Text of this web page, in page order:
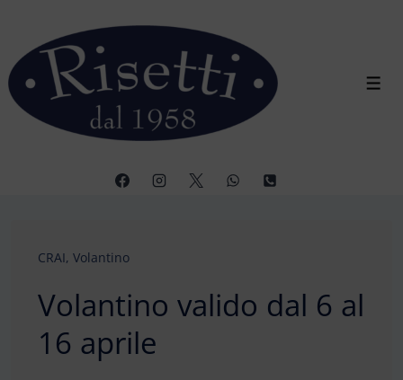
contenuto
principale
CRAI, Volantino
Volantino valido dal 6 al
16 aprile